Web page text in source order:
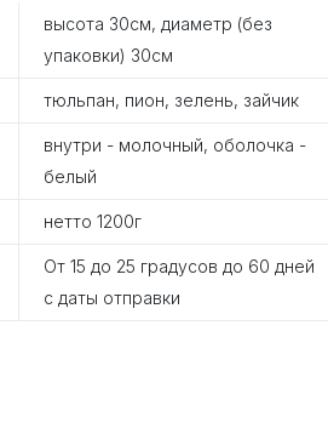
высота 30см, диаметр (без
упаковки) 30см
тюльпан, пион, зелень, зайчик
внутри - молочный, оболочка -
белый
нетто 1200г
От 15 до 25 градусов до 60 дней
с даты отправки